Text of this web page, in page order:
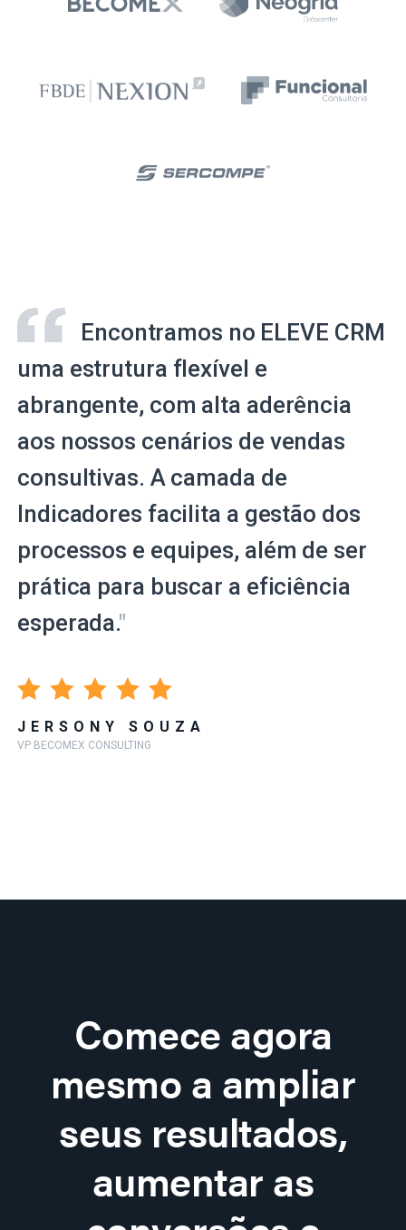
Encontramos no ELEVE CRM
uma estrutura flexível e
abrangente, com alta aderência
aos nossos cenários de vendas
consultivas. A camada de
Indicadores facilita a gestão dos
processos e equipes, além de ser
prática para buscar a eficiência
esperada."
JERSONY SOUZA
VP BECOMEX CONSULTING
Comece agora
mesmo a ampliar
seus resultados,
aumentar as